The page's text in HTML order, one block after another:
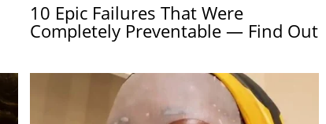
10 Epic Failures That Were
Completely Preventable — Find Out